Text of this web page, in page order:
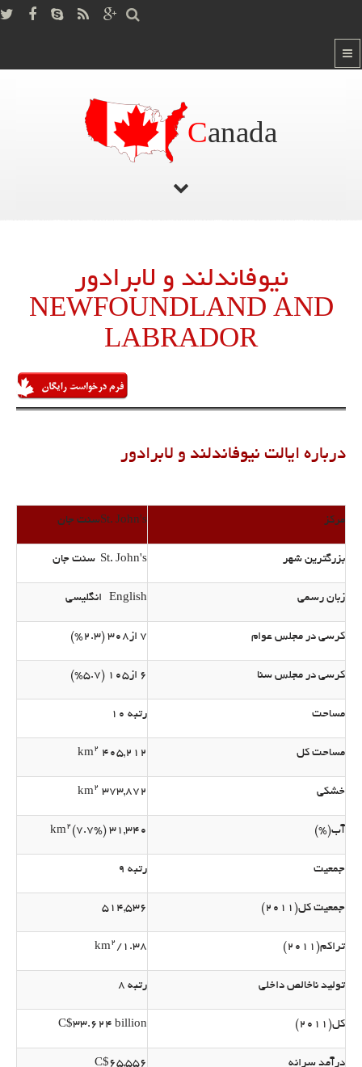
Canada
نیوفاندلند و لابرادور
NEWFOUNDLAND AND
LABRADOR
درباره ایالت نیوفاندلند و لابرادور
مرکز St. John'sسنت جان
بزرگترین شهر St. John's سنت جان
زبان رسمی English انگلیسی
کرسی در مجلس عوام 7 از308 (2.3%)
کرسی در مجلس سنا 6 از105 (5.7%)
مساحت رتبه 10
مساحت کل 405,212 km
2
خشکی 373,872 km
2
آب(%) 31,340 km
2 (7.7%)
جمعیت رتبه 9
جمعیت کل(2011) 514,536
تراکم(2011) 1.38/km
2
تولید ناخالص داخلی رتبه 8
کل(2011) C$33.624 billion
درآمد سرانه C$65,556